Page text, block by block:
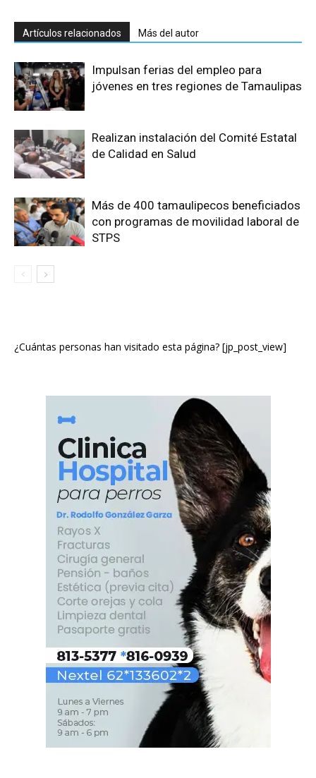
Artículos relacionados Más del autor
Impulsan ferias del empleo para
jóvenes en tres regiones de Tamaulipas
Realizan instalación del Comité Estatal
de Calidad en Salud
Más de 400 tamaulipecos beneficiados
con programas de movilidad laboral de
STPS
¿Cuántas personas han visitado esta página? [jp_post_view]